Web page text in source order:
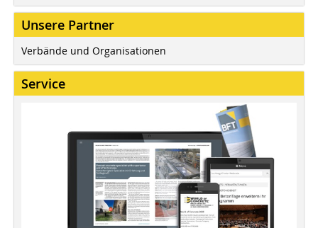
Unsere Partner
Verbände und Organisationen
Service